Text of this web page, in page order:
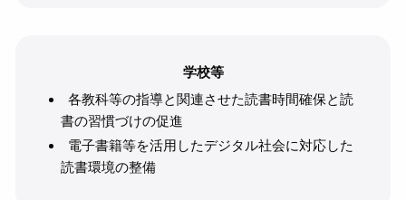
学校等
各教科等の指導と関連させた読書時間確保と読
書の習慣づけの促進
電子書籍等を活用したデジタル社会に対応した
読書環境の整備